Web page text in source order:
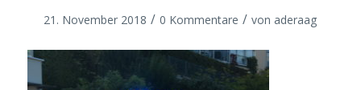
21. November 2018 / 0 Kommentare / von aderaag